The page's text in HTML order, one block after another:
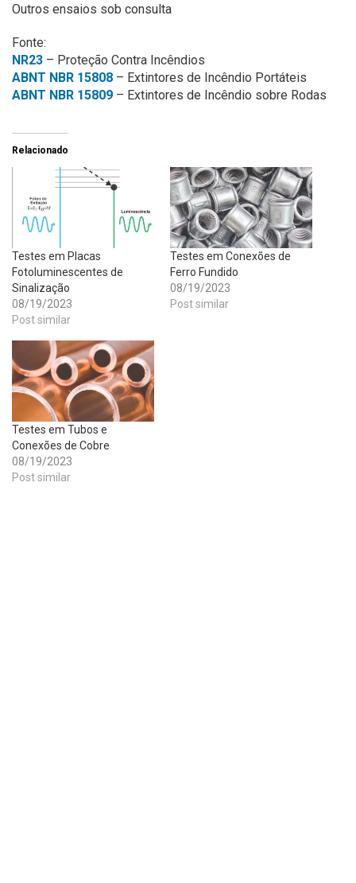
Outros ensaios sob consulta
Fonte:
NR23 – Proteção Contra Incêndios
ABNT NBR 15808 – Extintores de Incêndio Portáteis
ABNT NBR 15809 – Extintores de Incêndio sobre Rodas
Relacionado
Testes em Placas
Fotoluminescentes de
Sinalização
08/19/2023
Post similar
Testes em Conexões de
Ferro Fundido
08/19/2023
Post similar
Testes em Tubos e
Conexões de Cobre
08/19/2023
Post similar